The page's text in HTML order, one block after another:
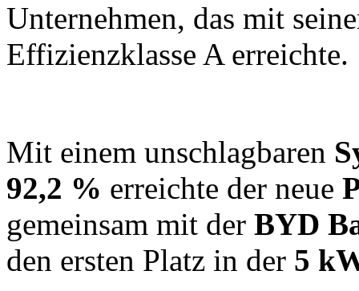
Unternehmen, das mit
Effizienzklasse A erreichte.
Mit einem unschlagbaren
92,2 % erreichte der neue
gemeinsam mit der BYD
den ersten Platz in der 5